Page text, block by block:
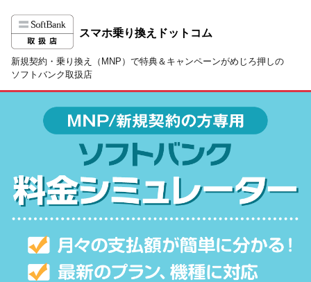
スマホ乗り換えドットコム
新規契約・乗り換え（MNP）で特典＆キャンペーンがめじろ押しの
ソフトバンク取扱店